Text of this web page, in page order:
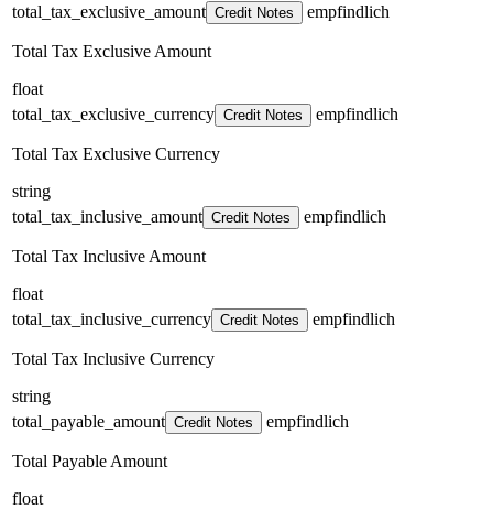
total_tax_exclusive_amount Credit Notes empfindlich
Total Tax Exclusive Amount
float
total_tax_exclusive_currency Credit Notes empfindlich
Total Tax Exclusive Currency
string
total_tax_inclusive_amount Credit Notes empfindlich
Total Tax Inclusive Amount
float
total_tax_inclusive_currency Credit Notes empfindlich
Total Tax Inclusive Currency
string
total_payable_amount Credit Notes empfindlich
Total Payable Amount
float